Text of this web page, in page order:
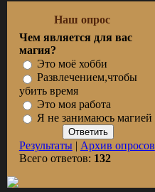
Наш опрос
Чем является для вас
магия?
Это моё хобби
Развлечением,чтобы
убить время
Это моя работа
Я не занимаюсь магией
Результаты| Архив опросов
Всего ответов: 132